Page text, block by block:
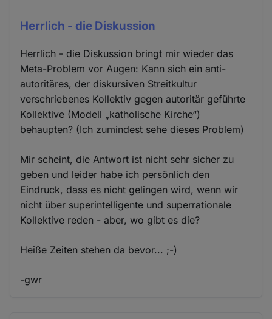
Herrlich - die Diskussion
Herrlich - die Diskussion bringt mir wieder das
Meta-Problem vor Augen: Kann sich ein anti-
autoritäres, der diskursiven Streitkultur
verschriebenes Kollektiv gegen autoritär geführte
Kollektive (Modell „katholische Kirche“)
behaupten? (Ich zumindest sehe dieses Problem)
Mir scheint, die Antwort ist nicht sehr sicher zu
geben und leider habe ich persönlich den
Eindruck, dass es nicht gelingen wird, wenn wir
nicht über superintelligente und superrationale
Kollektive reden - aber, wo gibt es die?
Heiße Zeiten stehen da bevor... ;-)
-gwr